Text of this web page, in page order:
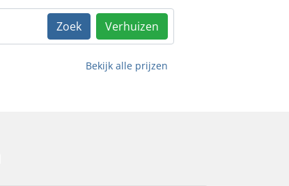
Zoek Verhuizen
Bekijk alle prijzen